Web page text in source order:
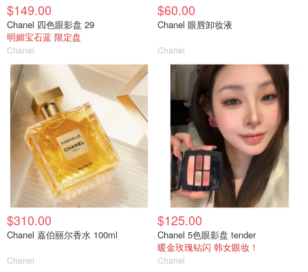
$149.00
Chanel 四色眼影盘 29
明媚宝石蓝 限定盘
Chanel
$60.00
Chanel 眼唇卸妆液
Chanel
$310.00
Chanel 嘉伯丽尔香水 100ml
Chanel
$125.00
Chanel 5色眼影盘 tender
暖金玫瑰钻闪 韩女眼妆！
Chanel